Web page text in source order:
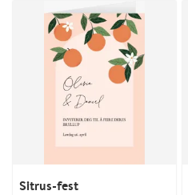
Sitrus-fest